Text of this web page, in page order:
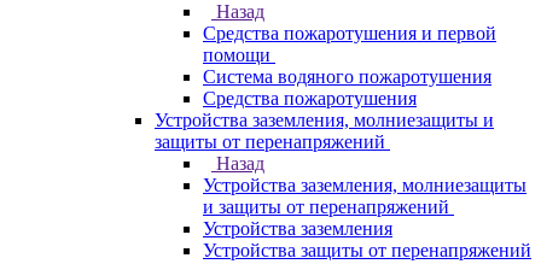
Назад
Средства пожаротушения и первой
помощи
Система водяного пожаротушения
Средства пожаротушения
Устройства заземления, молниезащиты и
защиты от перенапряжений
Назад
Устройства заземления, молниезащиты
и защиты от перенапряжений
Устройства заземления
Устройства защиты от перенапряжений